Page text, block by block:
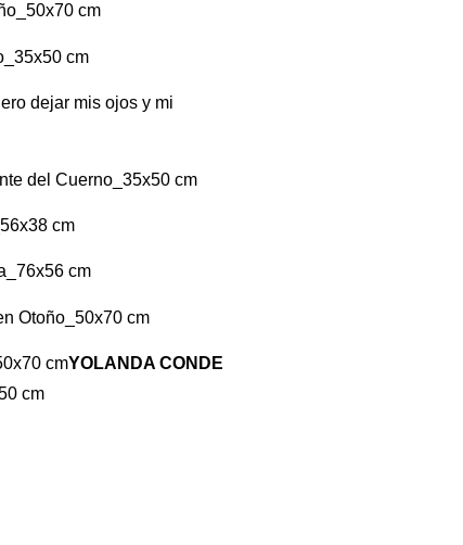
cm
cm
dejar mis ojos y mi
del Cuerno_35x50 cm
cm
cm
Otoño_50x70 cm
cmYOLANDA CONDE
cm